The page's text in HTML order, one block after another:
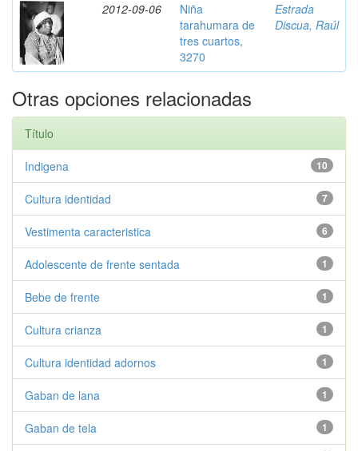
2012-09-06
Niña
tarahumara de
tres cuartos,
3270
Estrada
Discua, Raúl
Otras opciones relacionadas
Título
10
Indigena
7
Cultura identidad
6
Vestimenta caracteristica
1
Adolescente de frente sentada
1
Bebe de frente
1
Cultura crianza
1
Cultura identidad adornos
1
Gaban de lana
1
Gaban de tela